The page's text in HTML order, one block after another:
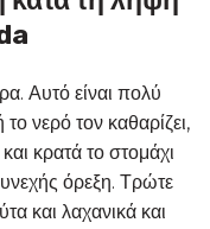
Αυτό είναι πολύ
νερό τον καθαρίζει,
κρατά το στομάχι
όρεξη. Τρώτε
και λαχανικά και